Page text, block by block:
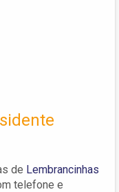
de Lembrancinhas
telefone e